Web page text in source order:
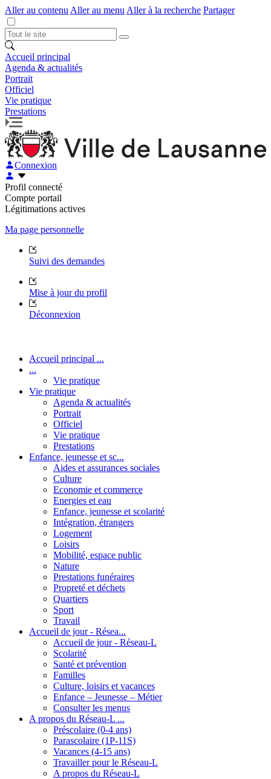
Aller au contenu Aller au menu Aller à la recherche Partager
Accueil principal
Agenda & actualités
Portrait
Officiel
Vie pratique
Prestations
Connexion
Profil connecté
Compte portail
Légitimations actives
Ma page personnelle
Suivi des demandes
Mise à jour du profil
Déconnexion
Accueil principal ...
...
Vie pratique
Vie pratique
Agenda & actualités
Portrait
Officiel
Vie pratique
Prestations
Enfance, jeunesse et sc...
Aides et assurances sociales
Culture
Economie et commerce
Energies et eau
Enfance, jeunesse et scolarité
Intégration, étrangers
Logement
Loisirs
Mobilité, espace public
Nature
Prestations funéraires
Propreté et déchets
Quartiers
Sport
Travail
Accueil de jour - Résea...
Accueil de jour - Réseau-L
Scolarité
Santé et prévention
Familles
Culture, loisirs et vacances
Enfance – Jeunesse – Métier
Consulter les menus
A propos du Réseau-L ...
Préscolaire (0-4 ans)
Parascolaire (1P-11S)
Vacances (4-15 ans)
Travailler pour le Réseau-L
A propos du Réseau-L